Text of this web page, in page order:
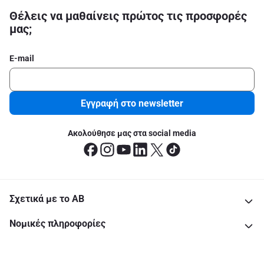
Θέλεις να μαθαίνεις πρώτος τις προσφορές
μας;
E-mail
Εγγραφή στο newsletter
Ακολούθησε μας στα social media
Σχετικά με το ΑΒ
Νομικές πληροφορίες